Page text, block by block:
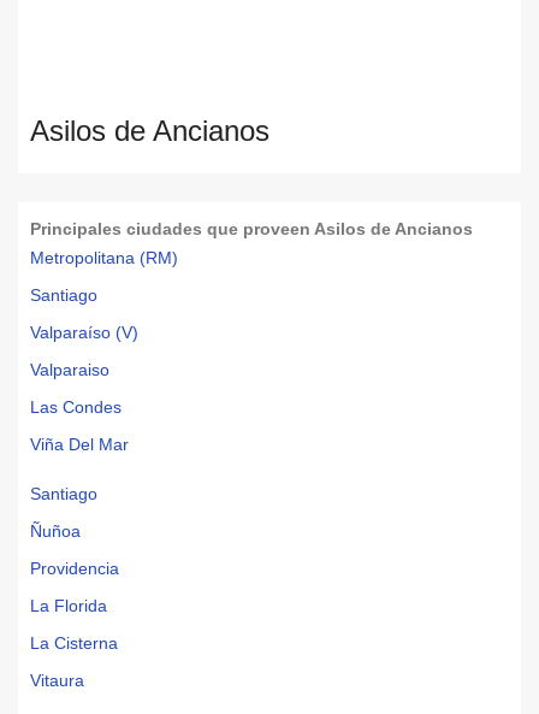
Asilos de Ancianos
Principales ciudades que proveen Asilos de Ancianos
Metropolitana (RM)
Santiago
Valparaíso (V)
Valparaiso
Las Condes
Viña Del Mar
Santiago
Ñuñoa
Providencia
La Florida
La Cisterna
Vitaura